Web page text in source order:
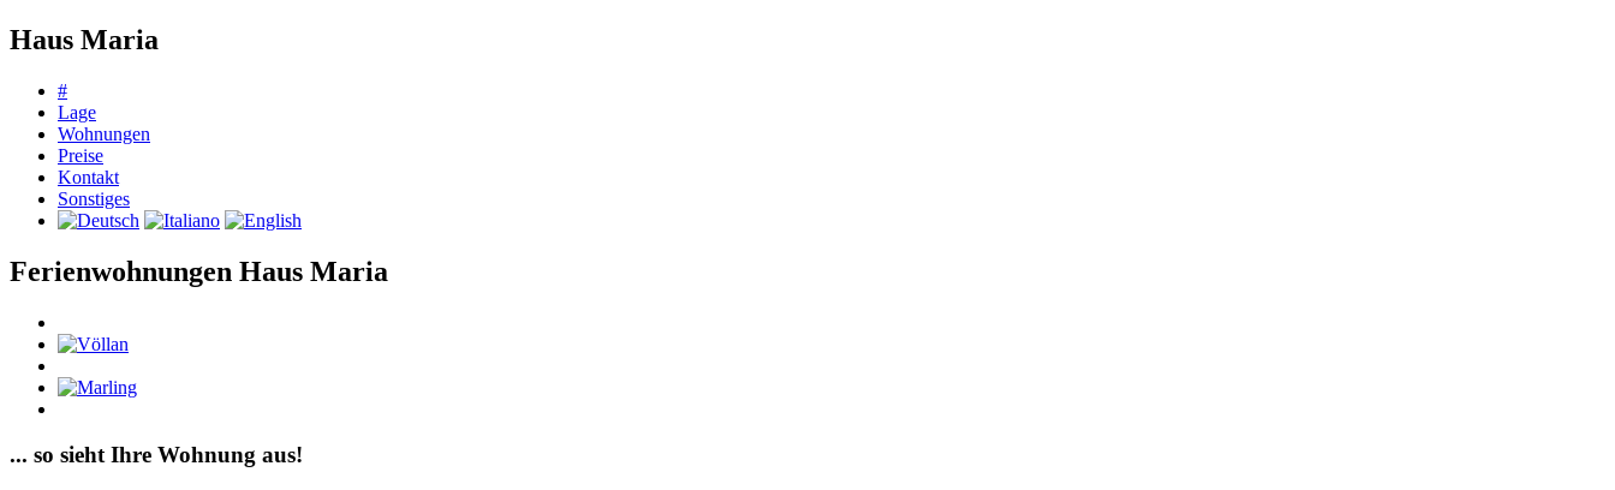
Haus Maria
#
Lage
Wohnungen
Preise
Kontakt
Sonstiges
Ferienwohnungen Haus Maria
... so sieht Ihre Wohnung aus!